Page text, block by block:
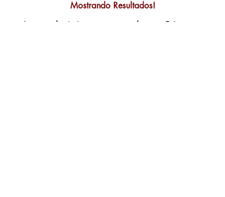
Mostrando Resultados!
A administração da Câmara